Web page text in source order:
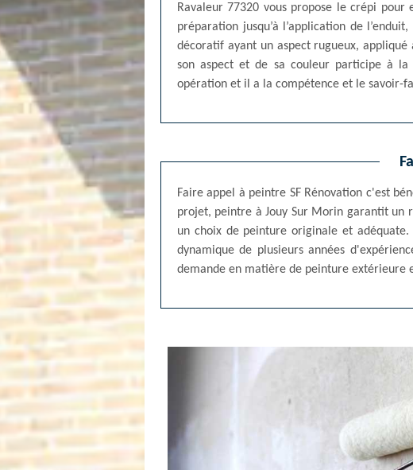
Ravaleur 77320 vous propose le crépi
préparation jusqu’à l’application de
décoratif ayant un aspect rugueux,
son aspect et de sa couleur participe à la
opération et il a la compétence et le savoir-
Faire appel à peintre SF Rénovation c'est
projet, peintre à Jouy Sur Morin garantit un
un choix de peinture originale et
dynamique de plusieurs années
demande en matière de peinture extérieure